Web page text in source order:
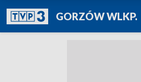
GORZÓW WLKP.
TVP